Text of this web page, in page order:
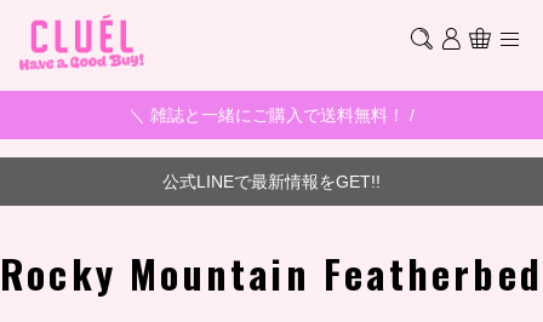
＼ 雑誌と一緒にご購入で送料無料！ /
公式LINEで最新情報をGET!!
Rocky Mountain Featherbed